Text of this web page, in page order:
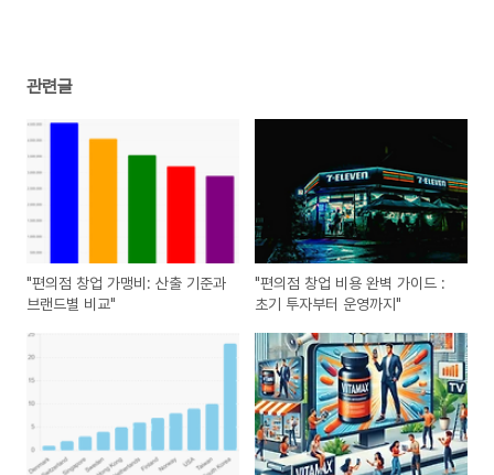
관련글
"편의점 창업 가맹비: 산출 기준과
브랜드별 비교"
"편의점 창업 비용 완벽 가이드 :
초기 투자부터 운영까지"